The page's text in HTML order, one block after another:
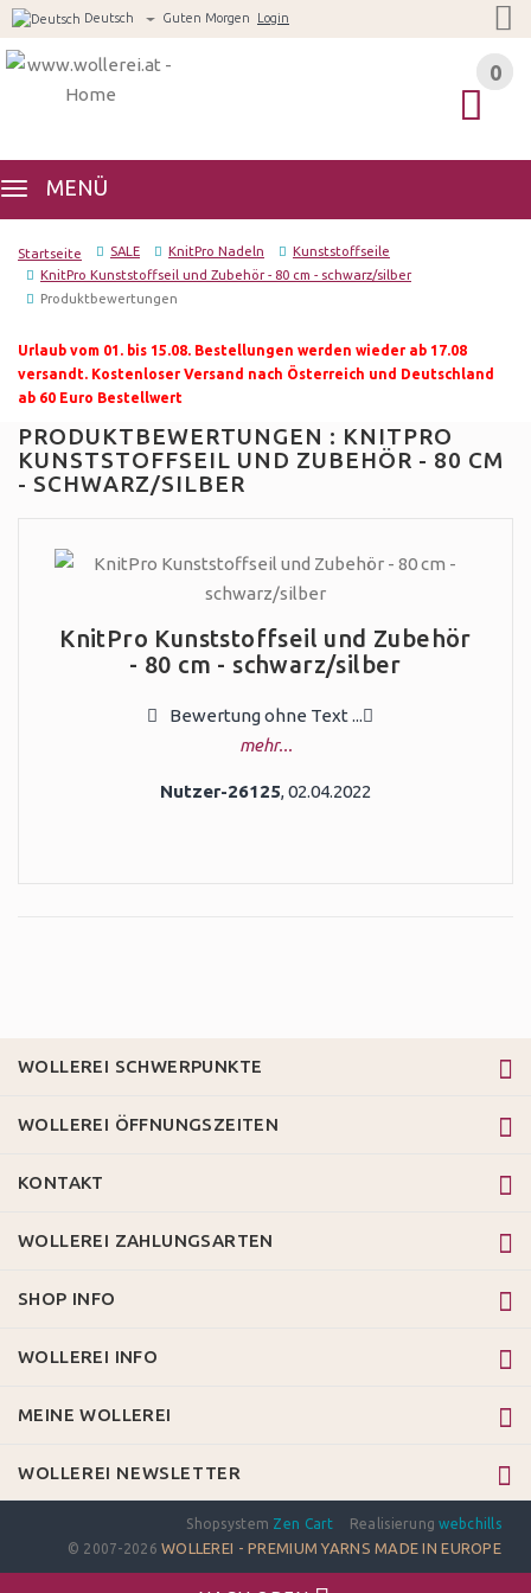
Deutsch Guten Morgen Login
0
MENÜ
0
Startseite SALE KnitPro Nadeln
Kunststoffseile
KnitPro Kunststoffseil und Zubehör - 80 cm - schwarz/silber
Produktbewertungen
Urlaub vom 01. bis 15.08. Bestellungen werden wieder ab 17.08
versandt. Kostenloser Versand nach Österreich und Deutschland
ab 60 Euro Bestellwert
PRODUKTBEWERTUNGEN : KNITPRO
KUNSTSTOFFSEIL UND ZUBEHÖR - 80 CM
- SCHWARZ/SILBER
KnitPro Kunststoffseil und Zubehör
- 80 cm - schwarz/silber
Bewertung ohne Text ...
mehr...
Nutzer-26125, 02.04.2022
WOLLEREI SCHWERPUNKTE
WOLLEREI ÖFFNUNGSZEITEN
KONTAKT
WOLLEREI ZAHLUNGSARTEN
SHOP INFO
WOLLEREI INFO
MEINE WOLLEREI
WOLLEREI NEWSLETTER
Shopsystem Zen Cart Realisierungwebchills
© 2007-2026WOLLEREI - PREMIUM YARNS MADE IN EUROPE